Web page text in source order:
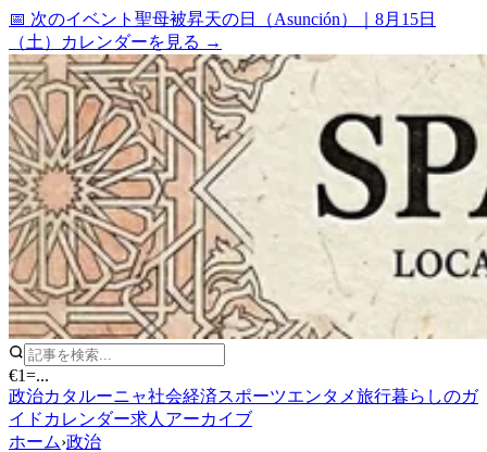
📅 次のイベント 聖母被昇天の日（Asunción）
8月15日
（土）
カレンダーを見る →
€1=...
政治カタルーニャ社会経済スポーツエンタメ旅行暮らしのガ
イド カレンダー求人 アーカイブ
ホーム›政治